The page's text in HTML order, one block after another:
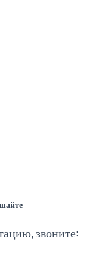
звоните: